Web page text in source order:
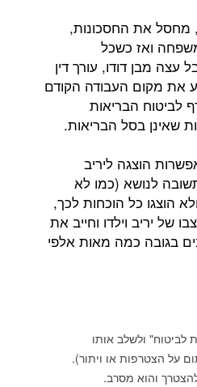
מחסל את החסכונות,
ואז כשכל
עצה מבן דודו, עורך דין
את מקום העבודה הקודם
לביטוח הבריאות
שאינן בסל הבריאות.
הוצגה ליריב
לנושא (כמו לא
הוצגו כל הוכחות לכך,
של יריב וילדו וחייב את
בגובה כמה מאות אלפי
לביטוח" ולשלב אותו
על הצטרפות או ויתור).
והוא מסרב.